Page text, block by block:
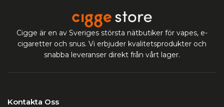
Cigge är en av Sveriges största nätbutiker för vapes, e-
cigaretter och snus. Vi erbjuder kvalitetsprodukter och
snabba leveranser direkt från vårt lager.
Kontakta Oss